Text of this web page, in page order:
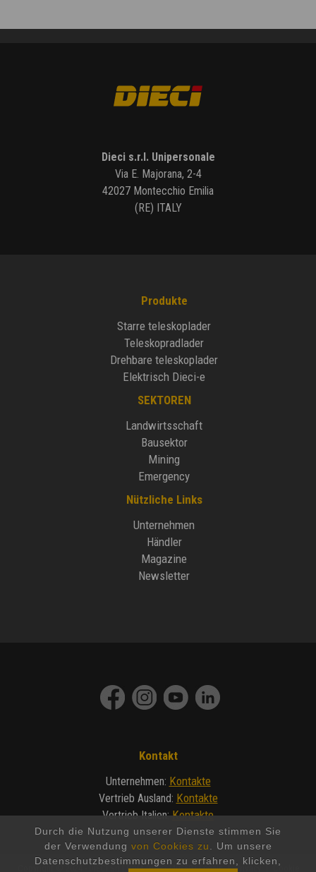
Durch die Nutzung unserer Dienste stimmen Sie
der Verwendung von Cookies zu . Um unsere
Datenschutzbestimmungen zu erfahren, klicken,
Dieci s.r.l. Unipersonale
Via E. Majorana, 2-4
42027 Montecchio Emilia
(RE) ITALY
Produkte
Starre teleskoplader
Teleskopradlader
Drehbare teleskoplader
Elektrisch Dieci-e
SEKTOREN
Landwirtsschaft
Bausektor
Mining
Emergency
Nützliche Links
Unternehmen
Händler
Magazine
Newsletter
Kontakt
Unternehmen: Kontakte
Vertrieb Ausland: Kontakte
Vertrieb Italien:Kontakte
Copyright © 2024 - DIECI Srl | P.IVA 01682740350 |Legals | Privacy Cookie